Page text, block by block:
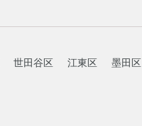
世田谷区 江東区 墨田区